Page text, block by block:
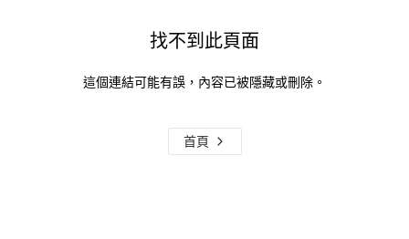
找不到此頁面
這個連結可能有誤，內容已被隱藏或刪除。
首頁